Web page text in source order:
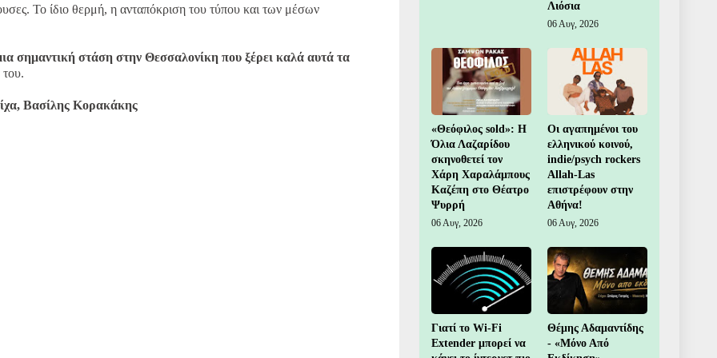
Το ίδιο θερμή, η ανταπόκριση του τύπου και των μέσων
στάση στην Θεσσαλονίκη που ξέρει καλά αυτά τα
του.
Βασίλης Κορακάκης
Λιόσια
06 Αυγ, 2026
«Θεόφιλος sold»: Η
Όλια Λαζαρίδου
σκηνοθετεί τον
Χάρη Χαραλάμπους
Καζέπη στο Θέατρο
Ψυρρή
06 Αυγ, 2026
Οι αγαπημένοι του
ελληνικού κοινού,
indie/psych rockers
Allah-Las
επιστρέφουν στην
Αθήνα!
06 Αυγ, 2026
Γιατί το Wi-Fi
Extender μπορεί να
Θέμης Αδαμαντίδης
- «Μόνο Από